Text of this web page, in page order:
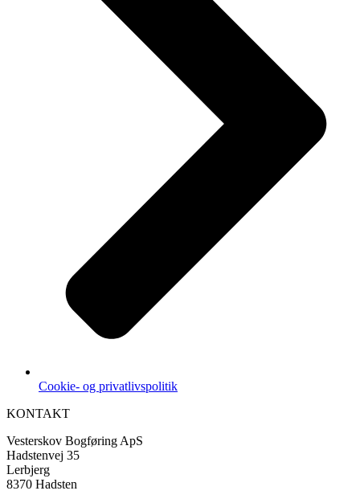
Cookie- og privatlivspolitik
KONTAKT
Vesterskov Bogføring ApS
Hadstenvej 35
Lerbjerg
8370 Hadsten